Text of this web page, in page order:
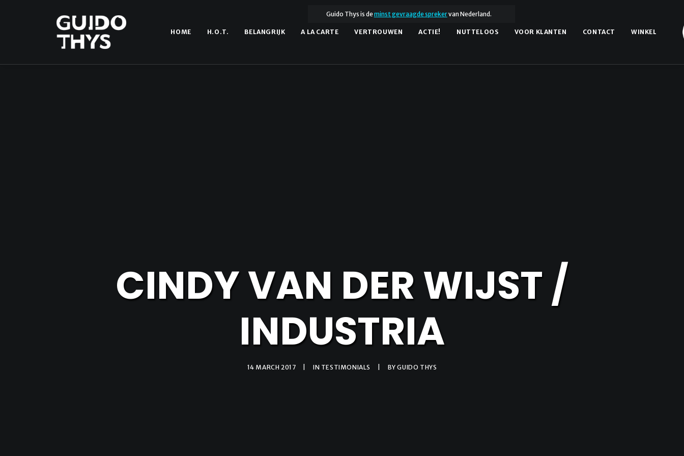
Guido Thys is deminst gevraagde sprekervan Nederland.
HOME H.O.T. BELANGRIJK A LA CARTE VERTROUWEN ACTIE! NUTTELOOS VOOR KLANTEN CONTACT WINKEL
CINDY VAN DER WIJST /
INDUSTRIA
14 MARCH 2017 IN TESTIMONIALS BYGUIDO THYS